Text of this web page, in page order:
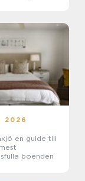
2026
till
boenden